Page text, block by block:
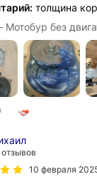
толщина
без
10 февраля